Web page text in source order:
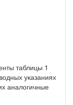
таблицы 1
указаниях
аналогичные